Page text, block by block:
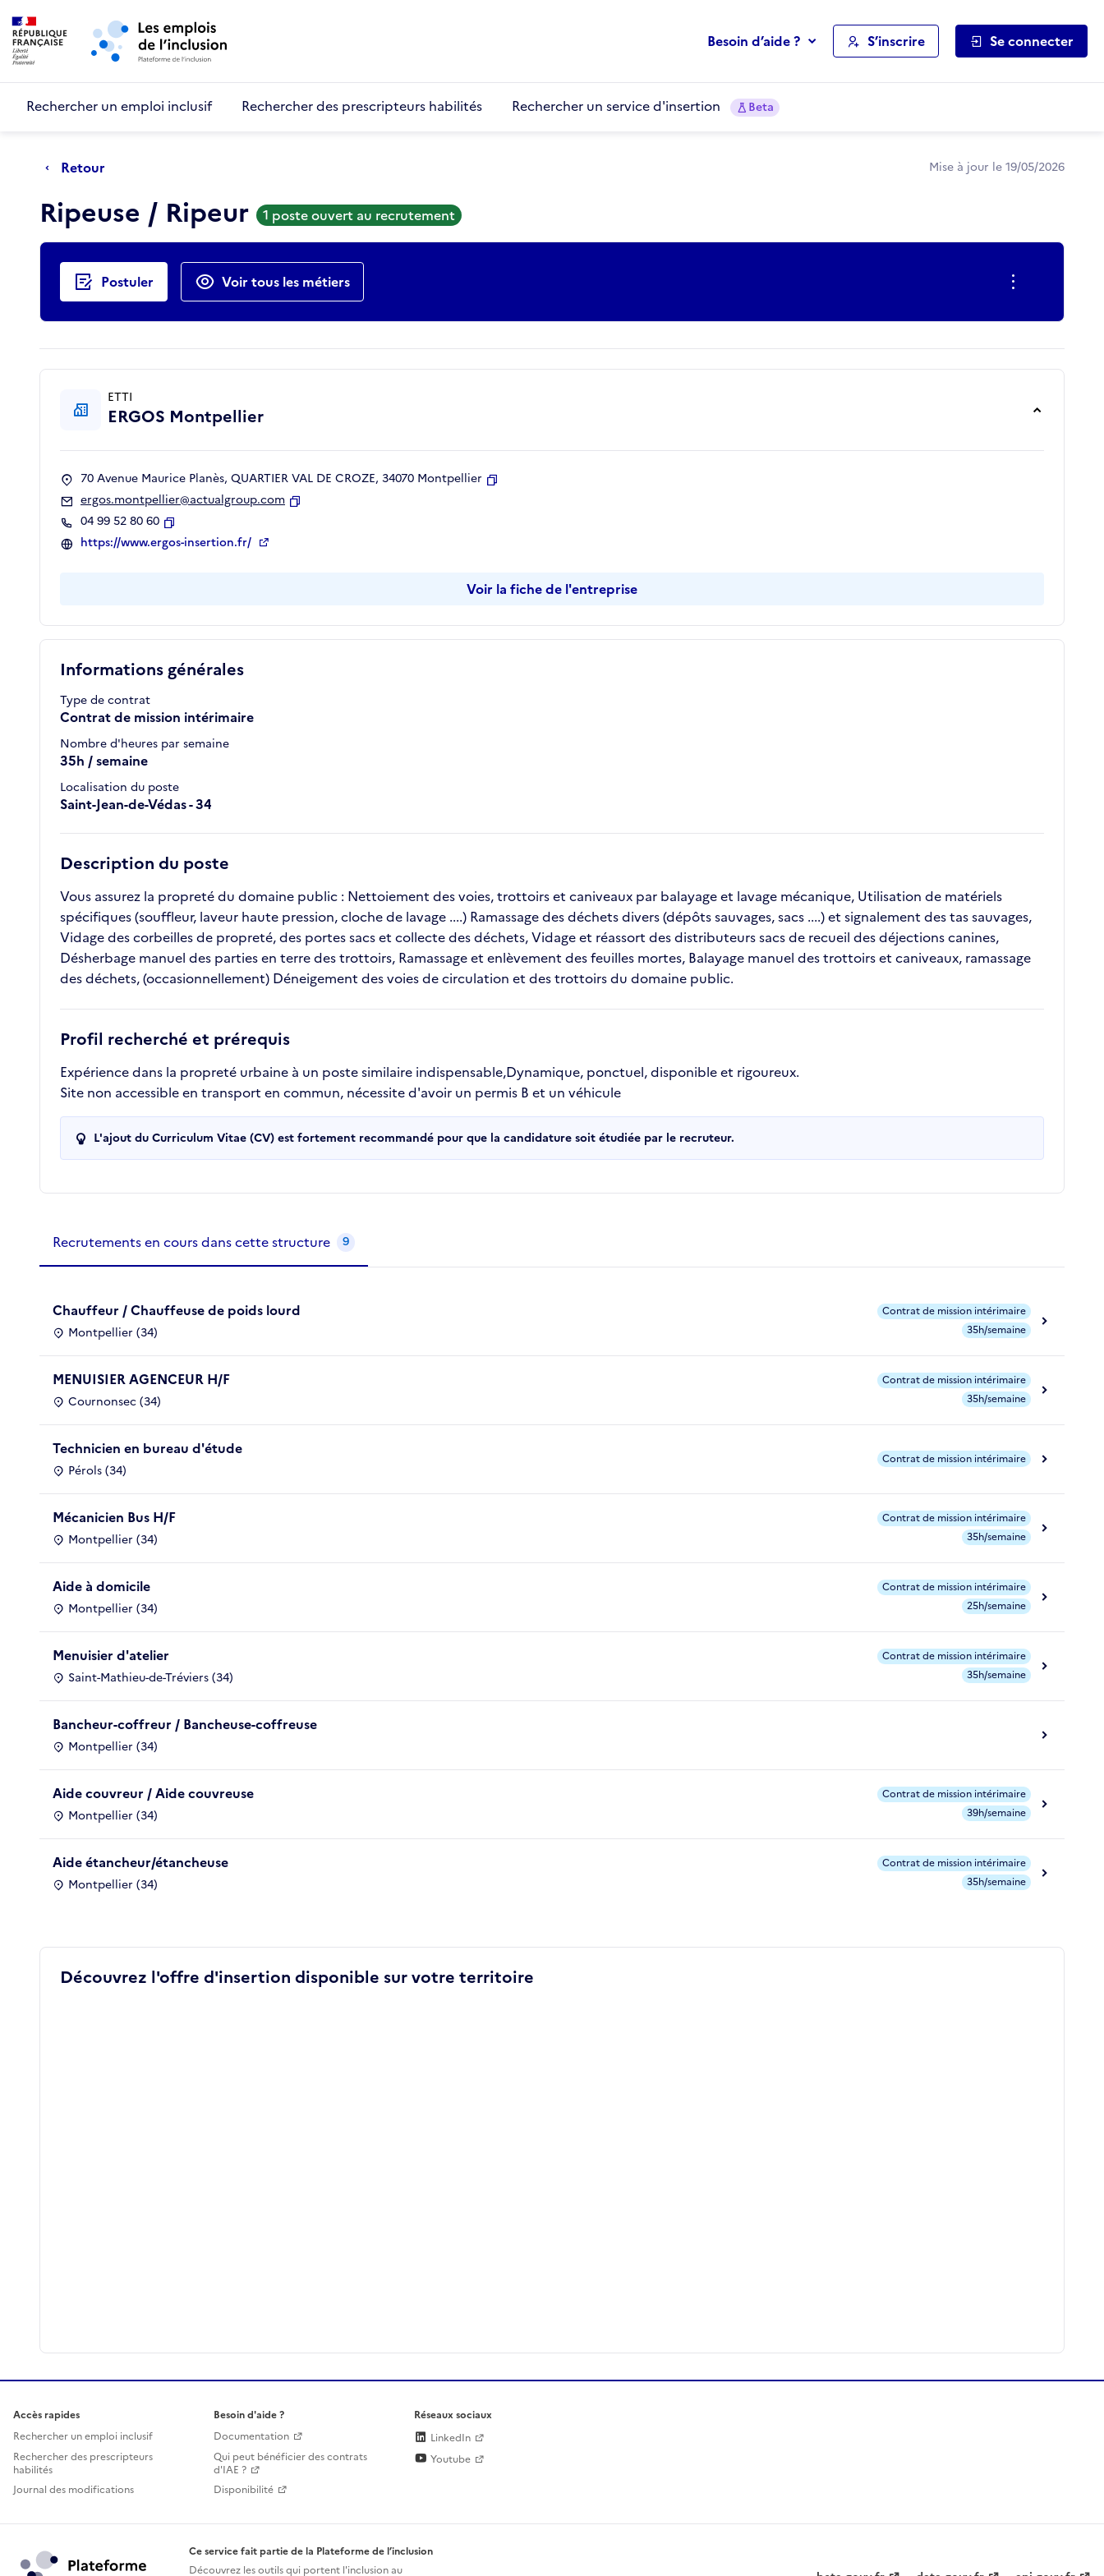
Aller au menu principal
Besoin d’aide ? S’inscrire Se connecter
Rechercher un emploi inclusif Rechercher des prescripteurs habilités Rechercher un service d'insertion Beta
Retour Mise à jour le 19/05/2026
Ripeuse / Ripeur 1 poste ouvert au recrutement
Actions rapides
Postuler Voir tous les métiers
Informations générales
Type de contrat
Contrat de mission intérimaire
Nombre d'heures par semaine
35h / semaine
Localisation du poste
Saint-Jean-de-Védas - 34
Description du poste
Vous assurez la propreté du domaine public : Nettoiement des voies, trottoirs et caniveaux par balayage et lavage mécanique, Utilisation de matériels
spécifiques (souffleur, laveur haute pression, cloche de lavage ....) Ramassage des déchets divers (dépôts sauvages, sacs ....) et signalement des tas sauvages,
Vidage des corbeilles de propreté, des portes sacs et collecte des déchets, Vidage et réassort des distributeurs sacs de recueil des déjections canines,
Désherbage manuel des parties en terre des trottoirs, Ramassage et enlèvement des feuilles mortes, Balayage manuel des trottoirs et caniveaux, ramassage
des déchets, (occasionnellement) Déneigement des voies de circulation et des trottoirs du domaine public.
Profil recherché et prérequis
Expérience dans la propreté urbaine à un poste similaire indispensable,Dynamique, ponctuel, disponible et rigoureux.
Site non accessible en transport en commun, nécessite d'avoir un permis B et un véhicule
L'ajout du Curriculum Vitae (CV) est fortement recommandé pour que la candidature soit étudiée par le recruteur.
ETTI
ERGOS Montpellier
70 Avenue Maurice Planès, QUARTIER VAL DE CROZE, 34070 Montpellier
ergos.montpellier@actualgroup.com
04 99 52 80 60
Copier
https://www.ergos-insertion.fr/
Voir la fiche de l'entreprise
Recrutements de la structure
Recrutements en cours dans cette structure 9
Chauffeur / Chauffeuse de poids lourd
Montpellier (34)
Contrat de mission intérimaire
35h/semaine
MENUISIER AGENCEUR H/F
Cournonsec (34)
Contrat de mission intérimaire
35h/semaine
Technicien en bureau d'étude
Pérols (34)
Contrat de mission intérimaire
Mécanicien Bus H/F
Montpellier (34)
Contrat de mission intérimaire
35h/semaine
Aide à domicile
Montpellier (34)
Contrat de mission intérimaire
25h/semaine
Menuisier d'atelier
Saint-Mathieu-de-Tréviers (34)
Contrat de mission intérimaire
35h/semaine
Bancheur-coffreur / Bancheuse-coffreuse
Montpellier (34)
Aide couvreur / Aide couvreuse
Montpellier (34)
Contrat de mission intérimaire
39h/semaine
Aide étancheur/étancheuse
Montpellier (34)
Contrat de mission intérimaire
35h/semaine
Découvrez l'offre d'insertion disponible sur votre territoire
Accès rapides
Rechercher un emploi inclusif
Rechercher des prescripteurs
habilités
Journal des modifications
Besoin d'aide ?
Documentation
Qui peut bénéficier des contrats
d'IAE ?
Disponibilité
Réseaux sociaux
LinkedIn
Youtube
Ce service fait partie de la Plateforme de l’inclusion
Découvrez les outils qui portent l'inclusion au